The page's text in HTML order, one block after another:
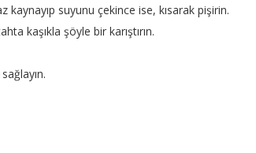
kaynayıp suyunu çekince ise, kısarak pişirin.
kaşıkla şöyle bir karıştırın.